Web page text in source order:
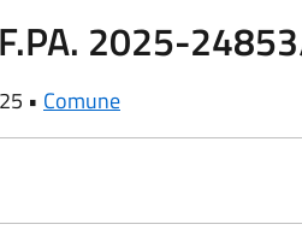
2025-
• Comune